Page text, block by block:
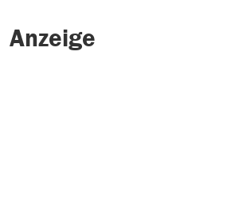
Anzeige